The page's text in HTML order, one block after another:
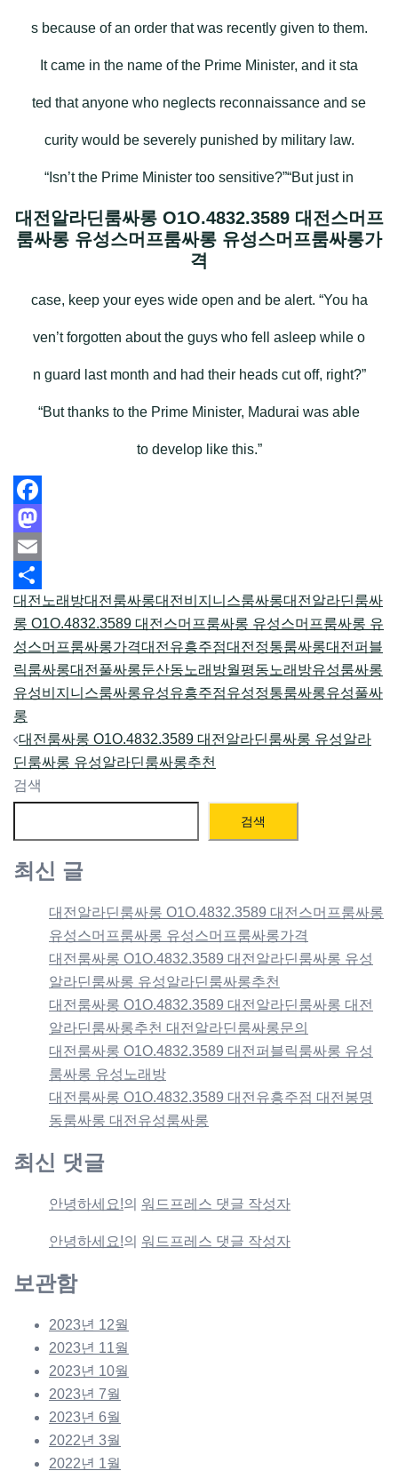
s because of an order that was recently given to them.
It came in the name of the Prime Minister, and it sta
ted that anyone who neglects reconnaissance and se
curity would be severely punished by military law.
“Isn’t the Prime Minister too sensitive?”“But just in
대전알라딘룸싸롱 O1O.4832.3589 대전스머프
룸싸롱 유성스머프룸싸롱 유성스머프룸싸롱가
격
case, keep your eyes wide open and be alert. “You ha
ven’t forgotten about the guys who fell asleep while o
n guard last month and had their heads cut off, right?”
“But thanks to the Prime Minister, Madurai was able
to develop like this.”
Facebook
Mastodon
Email
Share
대전노래방대전룸싸롱대전비지니스룸싸롱대전알라딘룸싸
롱 O1O.4832.3589 대전스머프룸싸롱 유성스머프룸싸롱 유
성스머프룸싸롱가격대전유흥주점대전정통룸싸롱대전퍼블
릭룸싸롱대전풀싸롱둔산동노래방월평동노래방유성룸싸롱
유성비지니스룸싸롱유성유흥주점유성정통룸싸롱유성풀싸
롱
Post
navigation
대전룸싸롱 O1O.4832.3589 대전알라딘룸싸롱 유성알라
딘룸싸롱 유성알라딘룸싸롱추천
검색
검색
최신 글
대전알라딘룸싸롱 O1O.4832.3589 대전스머프룸싸롱
유성스머프룸싸롱 유성스머프룸싸롱가격
대전룸싸롱 O1O.4832.3589 대전알라딘룸싸롱 유성
알라딘룸싸롱 유성알라딘룸싸롱추천
대전룸싸롱 O1O.4832.3589 대전알라딘룸싸롱 대전
알라딘룸싸롱추천 대전알라딘룸싸롱문의
대전룸싸롱 O1O.4832.3589 대전퍼블릭룸싸롱 유성
룸싸롱 유성노래방
대전룸싸롱 O1O.4832.3589 대전유흥주점 대전봉명
동룸싸롱 대전유성룸싸롱
최신 댓글
안녕하세요!의 워드프레스 댓글 작성자
안녕하세요!의 워드프레스 댓글 작성자
보관함
2023년 12월
2023년 11월
2023년 10월
2023년 7월
2023년 6월
2022년 3월
2022년 1월